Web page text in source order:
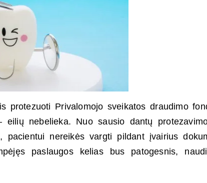
protezuoti Privalomojo sveikatos draudimo
eilių nebelieka. Nuo sausio dantų
nereikės vargti pildant įvairius
paslaugos kelias bus patogesnis,